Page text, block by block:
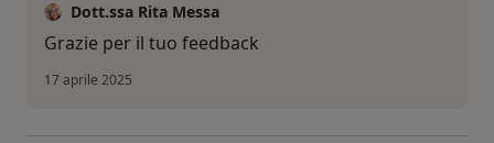
Dott.ssa Rita Messa
Grazie per il tuo feedback
17 aprile 2025